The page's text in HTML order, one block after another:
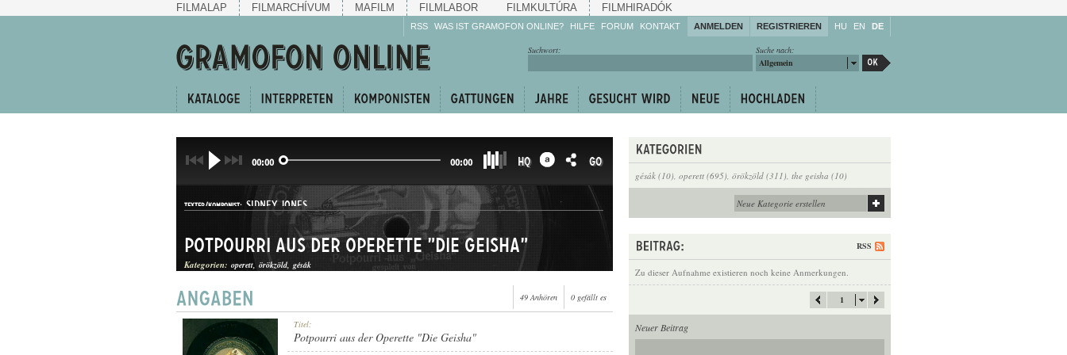
FILMALAP FILMARCHÍVUM MAFILM FILMLABOR FILMKULTÚRA FILMHIRADÓK
RSS WAS IST GRAMOFON ONLINE? HILFE
Machen Sie mit!
weiter!
FORUM KONTAKT ANMELDEN REGISTRIEREN HU EN DE
Suche nach:
Allgemein
Suchwort:
gésák (10), operett (695), örökzöld (311), the geisha (10)
RSS
Zu dieser Aufnahme existieren noch keine Anmerkungen.
1
Neuer Beitrag
00:00 00:00 HQ GO
TEXTER/KOMPONIST: SIDNEY JONES
KERINGŐEGYVELEG
Potpourri aus der Operette "Die Geisha"
Kategorien: operett örökzöld gésák
49 Anhören 0 gefällt es
Titel:
Potpourri aus der Operette "Die Geisha"